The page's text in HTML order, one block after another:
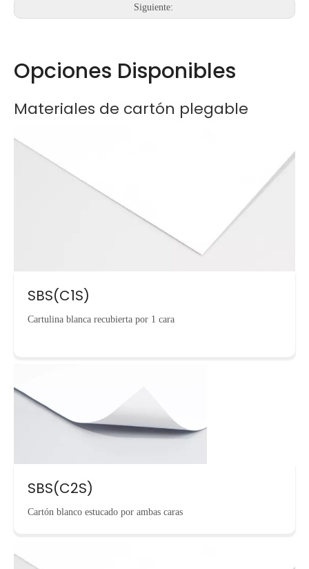
Siguiente:
Opciones Disponibles
Materiales de cartón plegable
SBS(C1S)
Cartulina blanca recubierta por 1 cara
SBS(C2S)
Cartón blanco estucado por ambas caras